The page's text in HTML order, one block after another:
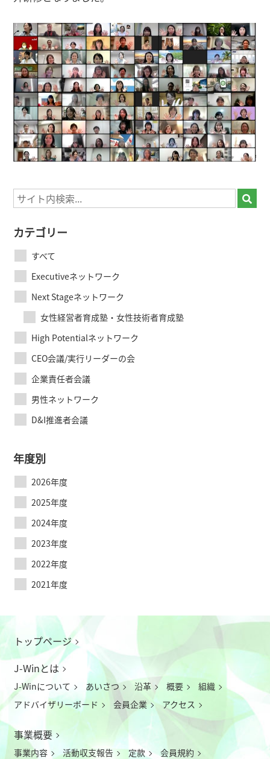
カテゴリー
すべて
Executiveネットワーク
Next Stageネットワーク
女性経営者育成塾・女性技術者育成塾
High Potentialネットワーク
CEO会議/実行リーダーの会
企業責任者会議
男性ネットワーク
D&I推進者会議
年度別
2026年度
2025年度
2024年度
2023年度
2022年度
2021年度
トップページ
J-Winとは
J-Winについて あいさつ 沿革 概要
組織
アドバイザリーボード
会員企業 アクセス
事業概要
事業内容 活動収支報告 定款
会員規約